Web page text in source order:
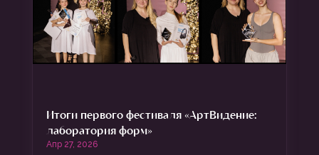
Итоги первого фестиваля «АртВидение:
лаборатория форм»
Апр 27, 2026